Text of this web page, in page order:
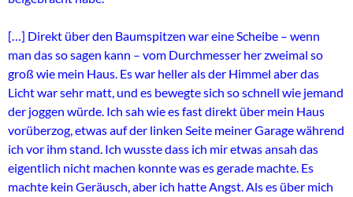
[…] Direkt über den Baumspitzen war eine Scheibe – wenn
man das so sagen kann – vom Durchmesser her zweimal so
groß wie mein Haus. Es war heller als der Himmel aber das
Licht war sehr matt, und es bewegte sich so schnell wie jemand
der joggen würde. Ich sah wie es fast direkt über mein Haus
vorüberzog, etwas auf der linken Seite meiner Garage während
ich vor ihm stand. Ich wusste dass ich mir etwas ansah das
eigentlich nicht machen konnte was es gerade machte. Es
machte kein Geräusch, aber ich hatte Angst. Als es über mich